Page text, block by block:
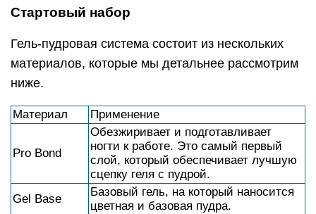
Стартовый набор
Гель-пудровая система состоит из нескольких
материалов, которые мы детальнее рассмотрим
ниже.
Материал Применение
Pro Bond
Обезжиривает и подготавливает
ногти к работе. Это самый первый
слой, который обеспечивает лучшую
сцепку геля с пудрой.
Gel Base
Базовый гель, на который наносится
цветная и базовая пудра.